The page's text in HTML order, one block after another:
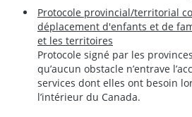
Protocole provincial/territorial
déplacement d'enfants et de
et les territoires
Protocole signé par les
qu’aucun obstacle n’entrave
services dont elles ont besoin
l’intérieur du Canada.